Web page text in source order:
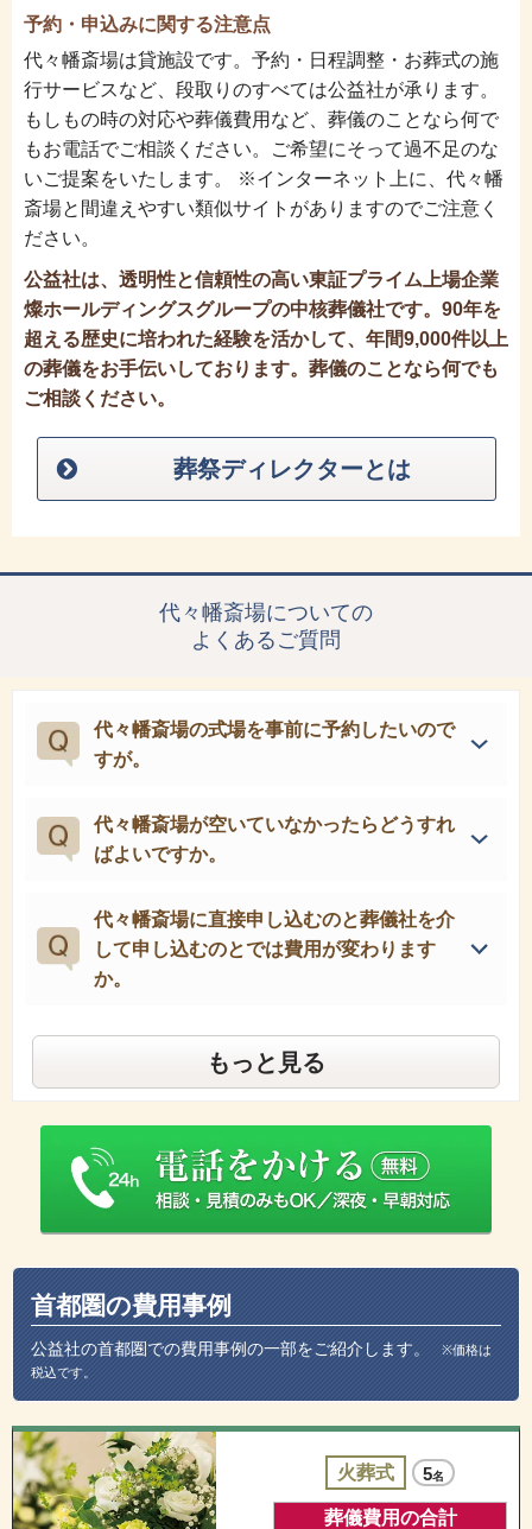
予約・申込みに関する注意点
代々幡斎場は貸施設です。予約・日程調整・お葬式の施
行サービスなど、段取りのすべては公益社が承ります。
もしもの時の対応や葬儀費用など、葬儀のことなら何で
もお電話でご相談ください。ご希望にそって過不足のな
いご提案をいたします。 ※インターネット上に、代々幡
斎場と間違えやすい類似サイトがありますのでご注意く
ださい。
公益社は、透明性と信頼性の高い東証プライム上場企業
燦ホールディングスグループの中核葬儀社です。90年を
超える歴史に培われた経験を活かして、年間9,000件以上
の葬儀をお手伝いしております。葬儀のことなら何でも
ご相談ください。
葬祭ディレクターとは
代々幡斎場についての
よくあるご質問
代々幡斎場の式場を事前に予約したいので
すが。
代々幡斎場が空いていなかったらどうすれ
ばよいですか。
代々幡斎場に直接申し込むのと葬儀社を介
して申し込むのとでは費用が変わります
か。
もっと見る
首都圏の費用事例
公益社の首都圏での費用事例の一部をご紹介します。
※価格は
税込です。
火葬式 5名
葬儀費用の合計